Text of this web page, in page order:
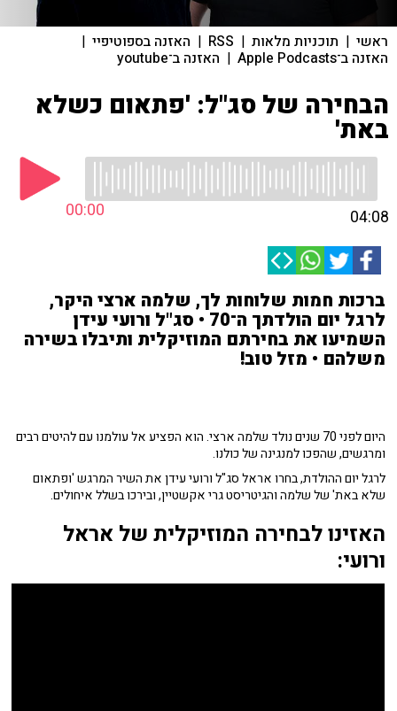
ראשי | תוכניות מלאות |
RSS
| האזנה בספוטיפיי |
האזנה ב־Apple Podcasts | האזנה ב־youtube
הבחירה של סג"ל: 'פתאום כשלא
באת'
00:00 04:08
ברכות חמות שלוחות לך, שלמה ארצי היקר,
לרגל יום הולדתך ה־70 • סג"ל ורועי עידן
השמיעו את בחירתם המוזיקלית ותיבלו בשירה
משלהם • מזל טוב!
היום לפני 70 שנים נולד שלמה ארצי. הוא הפציע אל עולמנו עם להיטים רבים
ומרגשים, שהפכו למנגינה של כולנו.
לרגל יום ההולדת, בחרו אראל סג"ל ורועי עידן את השיר המרגש 'ופתאום
שלא באת' של שלמה והגיטריסט גרי אקשטיין, ובירכו בשלל איחולים.
האזינו לבחירה המוזיקלית של אראל
ורועי: